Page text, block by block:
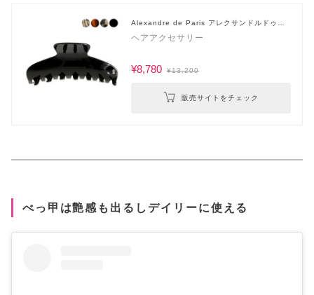
Alexandre de Paris アレクサンドルドゥパ
ヘアアクセサリー
¥8,780 ¥13,200
販売サイトをチェック
べっ甲は艶感も出るしデイリーに使える